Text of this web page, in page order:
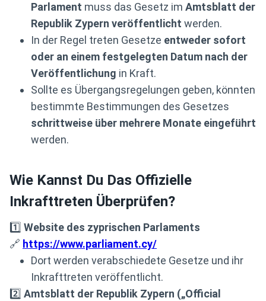
Parlament muss das Gesetz im Amtsblatt der
Republik Zypern veröffentlicht werden.
In der Regel treten Gesetze entweder sofort
oder an einem festgelegten Datum nach der
Veröffentlichung in Kraft.
Sollte es Übergangsregelungen geben, könnten
bestimmte Bestimmungen des Gesetzes
schrittweise über mehrere Monate eingeführt
werden.
Wie Kannst Du Das Offizielle
Inkrafttreten Überprüfen?
1️⃣ Website des zyprischen Parlaments
🔗 https://www.parliament.cy/
Dort werden verabschiedete Gesetze und ihr
Inkrafttreten veröffentlicht.
2️⃣ Amtsblatt der Republik Zypern („Official